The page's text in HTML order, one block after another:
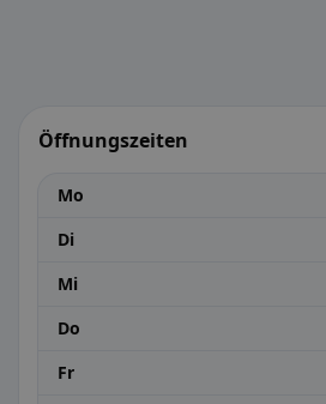
Öffnungszeiten
Mo
Di
Mi
Do
Fr